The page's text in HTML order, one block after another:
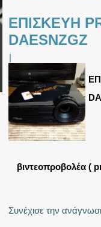
ΕΠΙΣΚΕΥΗ
DAESNZGZ
|
βιντεοπροβολέα (
Συνέχισε την